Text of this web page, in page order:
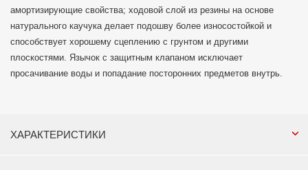
амортизирующие свойства; ходовой слой из резины на основе
натурального каучука делает подошву более износостойкой и
способствует хорошему сцеплению с грунтом и другими
плоскостями. Язычок с защитным клапаном исключает
просачивание воды и попадание посторонних предметов внутрь.
ХАРАКТЕРИСТИКИ